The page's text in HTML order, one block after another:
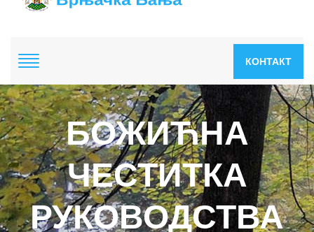
КОНТАКТ
БОЖИЋНА
ЧЕСТИТКА
РУКОВОДСТВА